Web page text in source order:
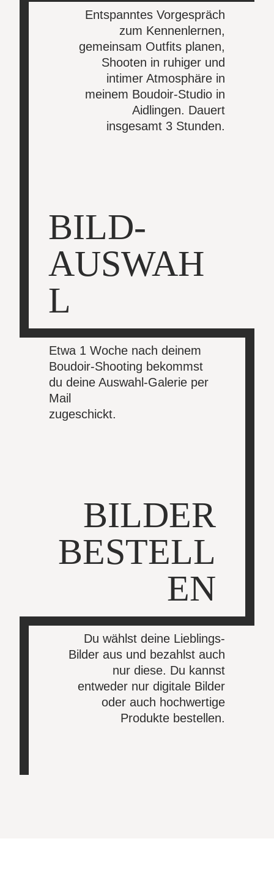
Entspanntes Vorgespräch
zum Kennenlernen,
gemeinsam Outfits planen,
Shooten in ruhiger und
intimer Atmosphäre in
meinem Boudoir-Studio in
Aidlingen. Dauert
insgesamt 3 Stunden.
BILD-
AUSWAH
L
Etwa 1 Woche nach deinem
Boudoir-Shooting bekommst
du deine Auswahl-Galerie per
Mail
zugeschickt.
BILDER
BESTELL
EN
Du wählst deine Lieblings-
Bilder aus und bezahlst auch
nur diese. Du kannst
entweder nur digitale Bilder
oder auch hochwertige
Produkte bestellen.